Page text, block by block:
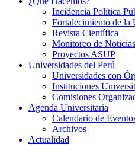
Incidencia Política
Fortalecimiento de la
Revista Científica
Monitoreo de Noticias
Proyectos ASUP
Universidades del Perú
Universidades con
Instituciones
Comisiones
Agenda Universitaria
Calendario de
Archivos
Actualidad